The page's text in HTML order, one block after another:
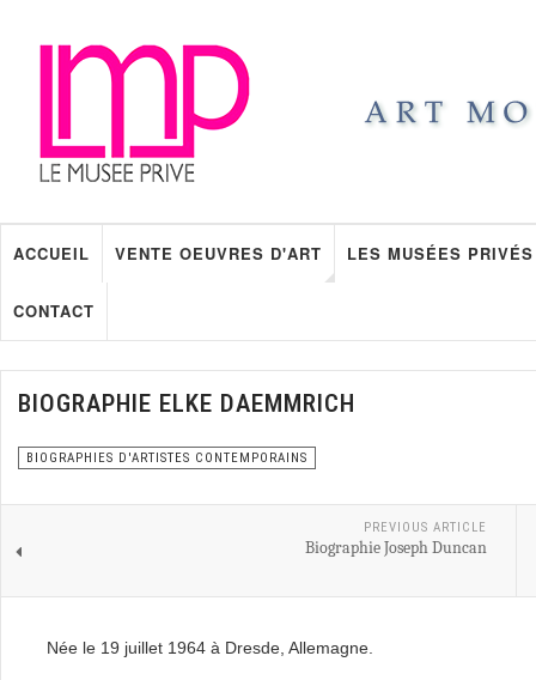
ACCUEIL VENTE OEUVRES D'ART LES MUSÉES PRIVÉS
CONTACT
BIOGRAPHIE ELKE DAEMMRICH
BIOGRAPHIES D'ARTISTES CONTEMPORAINS
PREVIOUS ARTICLE
Biographie Joseph Duncan
Née le 19 juillet 1964 à Dresde, Allemagne.